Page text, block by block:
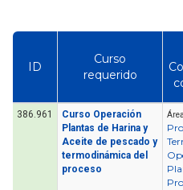
ID
Curso
requerido
386.961
Curso Operación
Plantas de Harina y
Aceite de pescado y
termodinámica del
proceso